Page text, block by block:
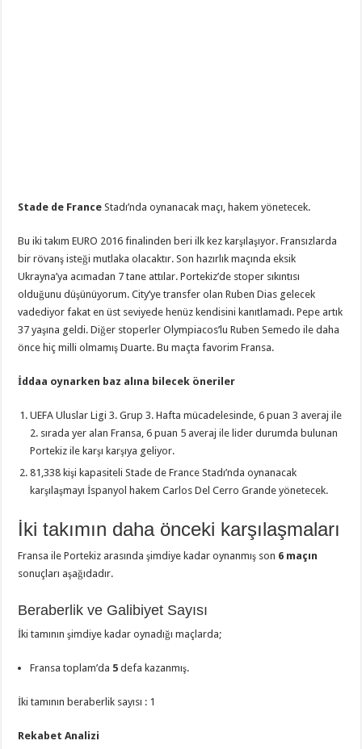
Stade de France Stadı’nda oynanacak maçı, hakemyönetecek.
Bu iki takım EURO 2016 finalinden beri ilk kez karşılaşıyor. Fransızlarda
bir rövanş isteği mutlaka olacaktır. Son hazırlık maçında eksik
Ukrayna’ya acımadan 7 tane attılar. Portekiz’de stoper sıkıntısı
olduğunu düşünüyorum. City’ye transfer olan Ruben Dias gelecek
vadediyor fakat en üst seviyede henüz kendisini kanıtlamadı. Pepe artık
37 yaşına geldi. Diğer stoperler Olympiacos’lu Ruben Semedo ile daha
önce hiç milli olmamış Duarte. Bu maçta favorim Fransa.
İddaa oynarken baz alına bilecek öneriler
UEFA Uluslar Ligi 3. Grup 3. Hafta mücadelesinde, 6 puan 3 averaj ile
2. sırada yer alan Fransa, 6 puan 5 averaj ile lider durumda bulunan
Portekiz ile karşı karşıya geliyor.
81,338 kişi kapasiteli Stade de France Stadı’nda oynanacak
karşılaşmayı İspanyol hakem Carlos Del Cerro Grande yönetecek.
İki takımın daha önceki karşılaşmaları
Fransa ile Portekiz arasında şimdiye kadar oynanmış son 6 maçın
sonuçları aşağıdadır.
Beraberlik ve Galibiyet Sayısı
İki tamının şimdiye kadar oynadığı maçlarda;
Fransa toplam’da 5 defa kazanmış.
İki tamının beraberlik sayısı : 1
Rekabet Analizi